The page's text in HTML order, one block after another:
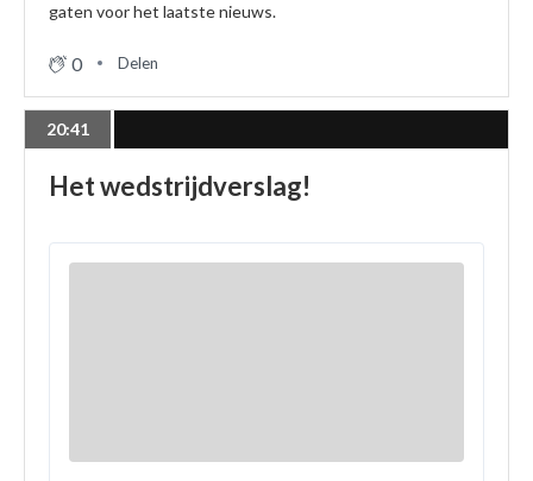
gaten voor het laatste nieuws.
0 Delen
20:41
Het wedstrijdverslag!